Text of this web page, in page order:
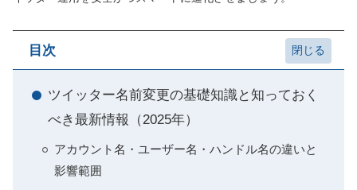
目次
ツイッター名前変更の基礎知識と知っておく
べき最新情報（2025年）
アカウント名・ユーザー名・ハンドル名の違いと
影響範囲